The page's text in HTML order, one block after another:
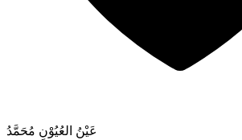
عَيْنُ العُيُوْنِ مُحَمَّدُ